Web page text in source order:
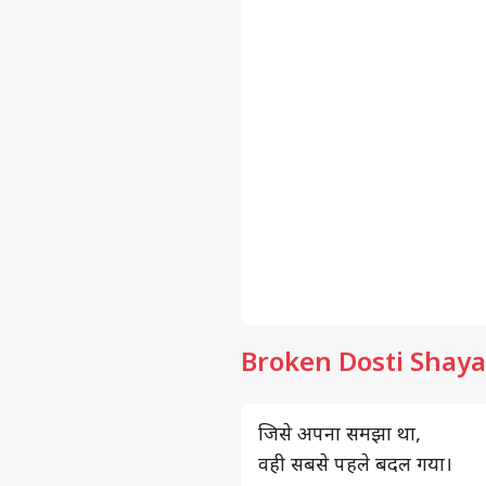
Broken Dosti
जिसे अपना समझा था,
वही सबसे पहले बदल गया।